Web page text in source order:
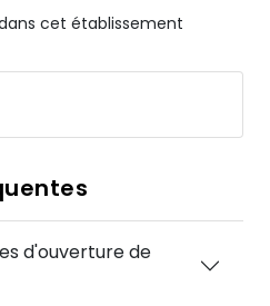
cet établissement
d'ouverture de